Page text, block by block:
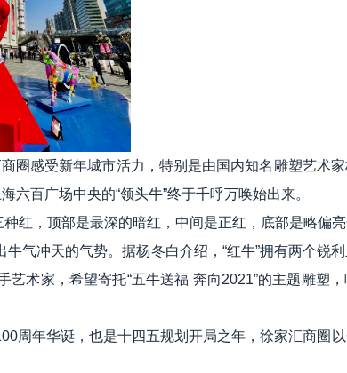
感受新年城市活力，特别是由国内知名雕塑艺术
百广场中央的“领头牛”终于千呼万唤始出来。
，顶部是最深的暗红，中间是正红，底部是略偏
气冲天的气势。据杨冬白介绍，“红牛”拥有两个锐
术家，希望寄托“五牛送福 奔向2021”的主题雕塑
年华诞，也是十四五规划开局之年，徐家汇商圈以